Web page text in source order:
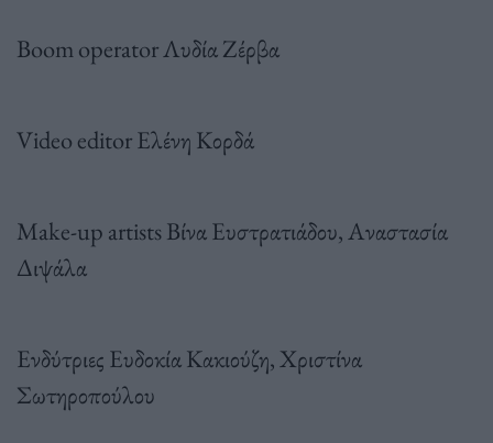
Boom operator Λυδία Ζέρβα
Video editor Ελένη Κορδά
Make-up artists Βίνα Ευστρατιάδου, Αναστασία
Διψάλα
Ενδύτριες Ευδοκία Κακιούζη, Χριστίνα
Σωτηροπούλου